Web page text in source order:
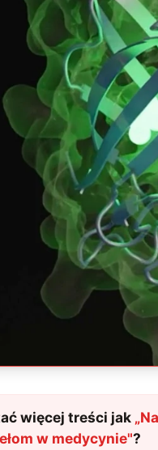
więcej treści jak „
w medycynie"?